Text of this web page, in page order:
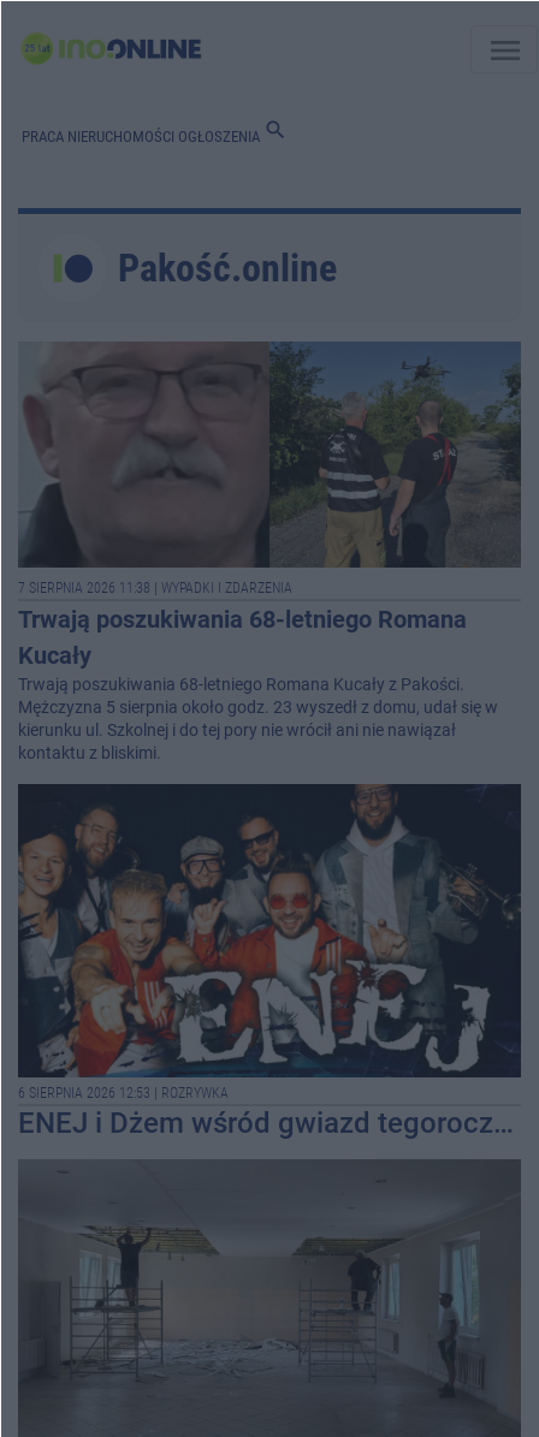
menu
PRACA NIERUCHOMOŚCI OGŁOSZENIA search
Pakość.online
7 SIERPNIA 2026 11:38 | WYPADKI I ZDARZENIA
Trwają poszukiwania 68-letniego Romana
Kucały
Trwają poszukiwania 68-letniego Romana Kucały z Pakości.
Mężczyzna 5 sierpnia około godz. 23 wyszedł z domu, udał się w
kierunku ul. Szkolnej i do tej pory nie wrócił ani nie nawiązał
kontaktu z bliskimi.
6 SIERPNIA 2026 12:53 ROZRYWKA
ENEJ i Dżem wśród gwiazd tegorocznego święta miasta